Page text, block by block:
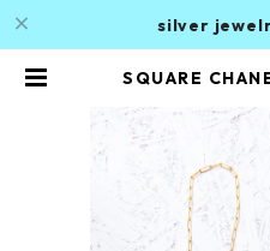
silver
SQUARE CHANE NECKLACE 60